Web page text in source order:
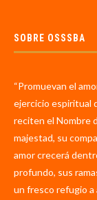
SOBRE OSSSBA
“Promuevan el
ejercicio espiritual
reciten el Nombre
majestad, su
amor crecerá
profundo, sus
un fresco refugio a